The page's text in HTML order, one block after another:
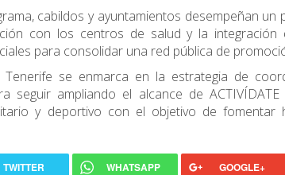
cabildos y ayuntamientos desempeñan
con los centros de salud y la integración
para consolidar una red pública de
se enmarca en la estrategia de
seguir ampliando el alcance de
y deportivo con el objetivo de fomentar
TWITTER WHATSAPP GOOGLE+